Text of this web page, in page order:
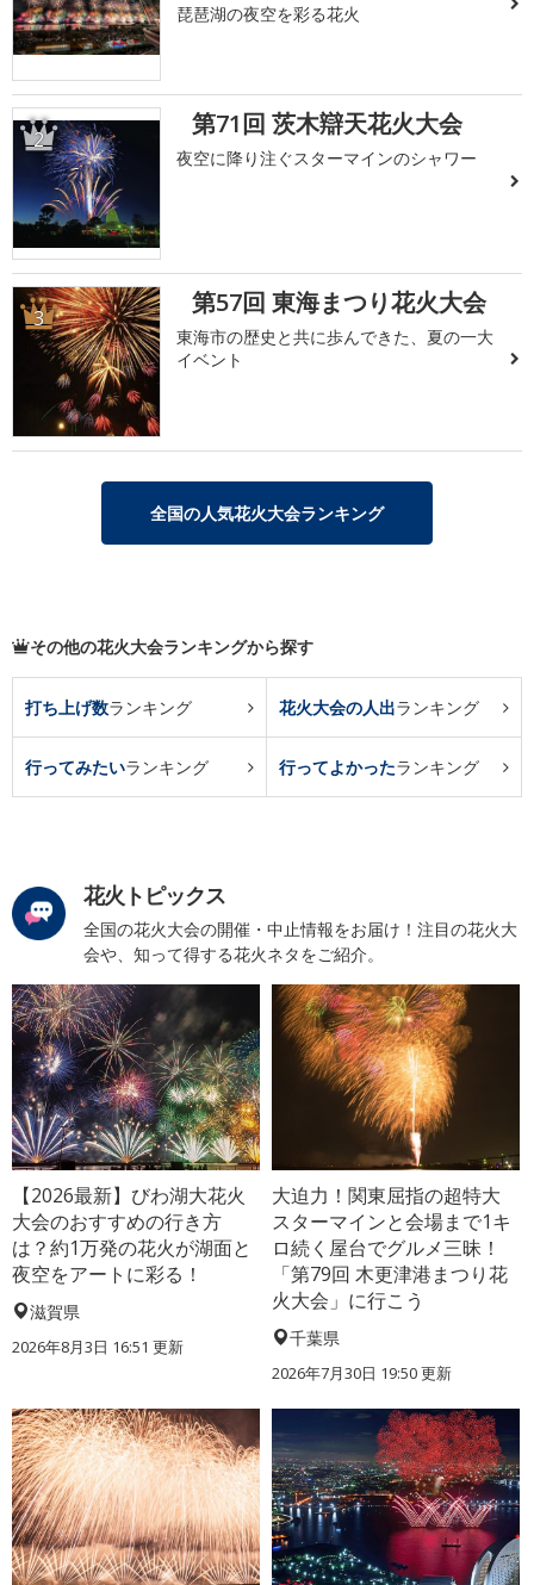
琵琶湖の夜空を彩る花火
2 第71回 茨木辯天花火大会
夜空に降り注ぐスターマインのシャワー
3 第57回 東海まつり花火大会
東海市の歴史と共に歩んできた、夏の一大
イベント
全国の人気花火大会ランキング
その他の花火大会ランキングから探す
打ち上げ数ランキング 花火大会の人出ランキング
行ってみたいランキング 行ってよかったランキング
花火トピックス
全国の花火大会の開催・中止情報をお届け！注目の花火大
会や、知って得する花火ネタをご紹介。
【2026最新】びわ湖大花火
大会のおすすめの行き方
は？約1万発の花火が湖面と
夜空をアートに彩る！
滋賀県
2026年8月3日 16:51 更新
大迫力！関東屈指の超特大
スターマインと会場まで1キ
ロ続く屋台でグルメ三昧！
「第79回 木更津港まつり花
火大会」に行こう
千葉県
2026年7月30日 19:50 更新